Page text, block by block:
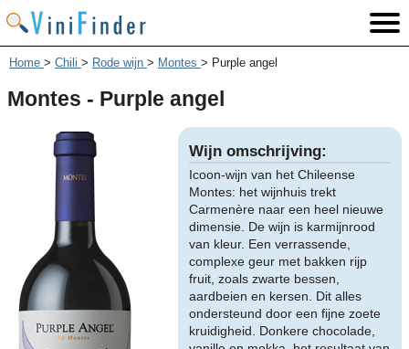
Home > Chili > Rode wijn > Montes > Purple angel
Montes - Purple angel
Wijn omschrijving:
Icoon-wijn van het Chileense
Montes: het wijnhuis trekt
Carmenère naar een heel nieuwe
dimensie. De wijn is karmijnrood
van kleur. Een verrassende,
complexe geur met bakken rijp
fruit, zoals zwarte bessen,
aardbeien en kersen. Dit alles
ondersteund door een fijne zoete
kruidigheid. Donkere chocolade,